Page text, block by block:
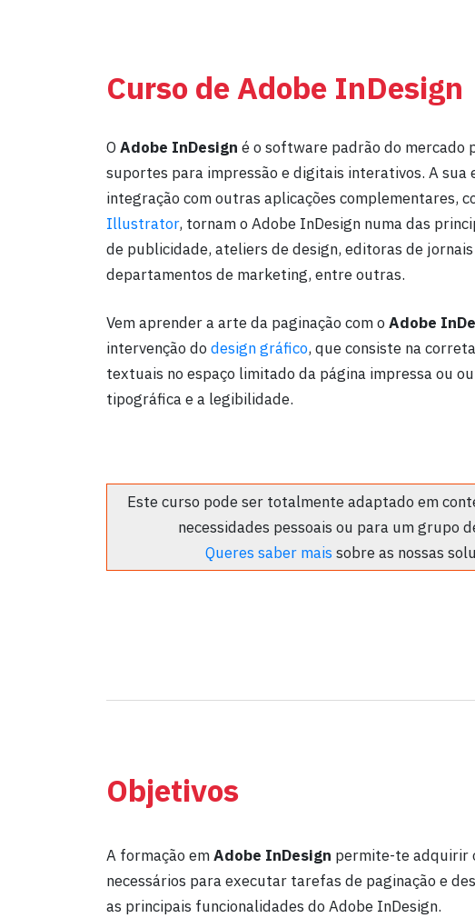
Curso de Adobe InDesign
O Adobe InDesign é o software padrão do mercado
suportes para impressão e digitais interativos. A
integração com outras aplicações complementares,
Illustrator, tornam o Adobe InDesign numa das
de publicidade, ateliers de design, editoras de
departamentos de marketing, entre outras.
Vem aprender a arte da paginação com o Adobe
intervenção do design gráfico, que consiste na
textuais no espaço limitado da página impressa ou
tipográfica e a legibilidade.
Este curso pode ser totalmente adaptado em
necessidades pessoais ou para um grupo
Queres saber mais sobre as nossas
Objetivos
A formação emAdobe InDesign permite-te adquirir
necessários para executar tarefas de paginação e
as principais funcionalidades do Adobe InDesign.